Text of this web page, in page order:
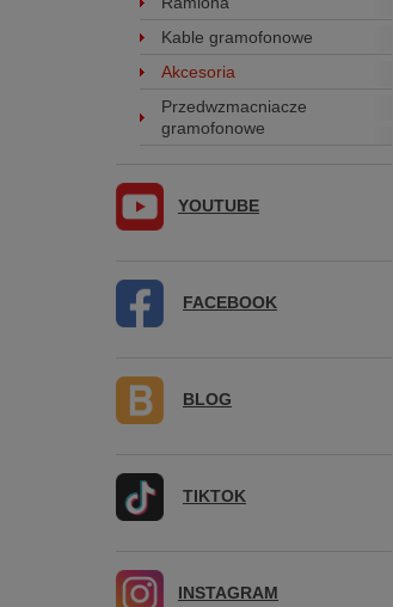
Kable gramofonowe
Akcesoria
Przedwzmacniacze
gramofonowe
YOUTUBE
FACEBOOK
BLOG
TIKTOK
INSTAGRAM